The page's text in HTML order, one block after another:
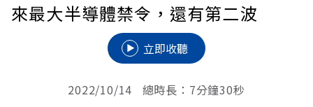
來最大半導體禁令，還有第二波
立即收聽
2022/10/14 總時長：7分鐘30秒